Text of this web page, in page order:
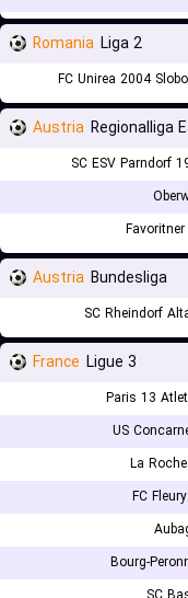
Romania Liga 2
FC Unirea 2004
Austria Regionalliga
SC ESV Parndorf
Austria Bundesliga
SC Rheindorf
France Ligue 3
Paris 13
US
La
FC
Bourg-